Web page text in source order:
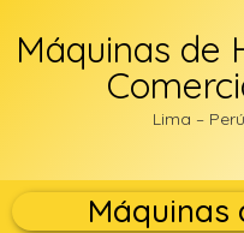
Máquinas de
Lima –
Máquinas